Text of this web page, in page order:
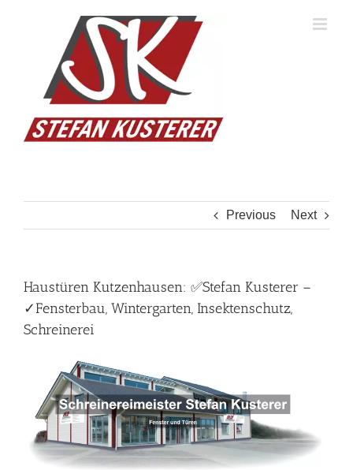
Previous Next
Haustüren Kutzenhausen: ✅Stefan Kusterer –
✓Fensterbau, Wintergarten, Insektenschutz,
Schreinerei